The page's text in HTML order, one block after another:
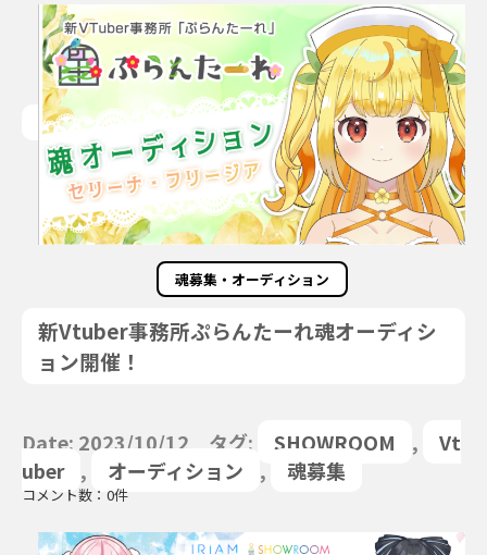
魂募集・オーディション
新Vtuber事務所ぷらんたーれ魂オーディシ
ョン開催！
Date: 2023/10/12 タグ: SHOWROOM ,
Vt
uber
, オーディション , 魂募集
コメント数：0件